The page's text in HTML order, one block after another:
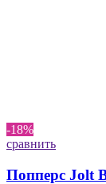
-18%
сравнить
Попперс Jolt